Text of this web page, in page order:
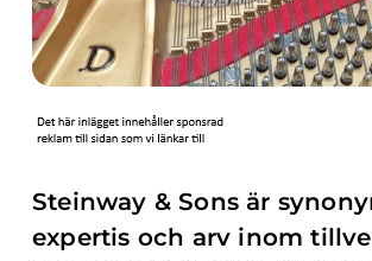
Steinway & Sons är
expertis och arv inom